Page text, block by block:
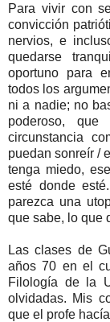
Para vivir con
convicción
nervios, e
quedarse
oportuno para
todos los
ni a nadie; no
poderoso,
circunstancia
puedan sonreír /
tenga miedo,
esté donde
parezca una
que sabe, lo que
Las clases de
años 70 en el
Filología de la
olvidadas. Mis
que el profe